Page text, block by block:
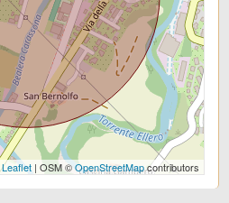
Leaflet| OSM ©OpenStreetMapcontributors